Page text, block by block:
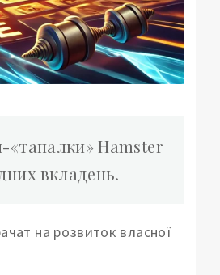
«тапалки» Hamster
вкладень.
на розвиток власної